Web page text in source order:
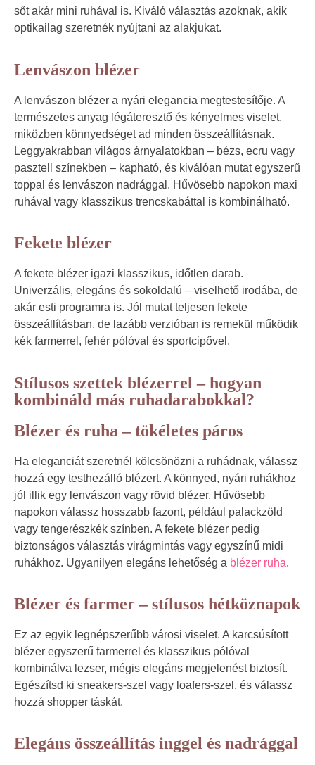
sőt akár mini ruhával is. Kiváló választás azoknak, akik
optikailag szeretnék nyújtani az alakjukat.
Lenvászon blézer
A lenvászon blézer a nyári elegancia megtestesítője. A
természetes anyag légáteresztő és kényelmes viselet,
miközben könnyedséget ad minden összeállításnak.
Leggyakrabban világos árnyalatokban – bézs, ecru vagy
pasztell színekben – kapható, és kiválóan mutat egyszerű
toppal és lenvászon nadrággal. Hűvösebb napokon maxi
ruhával vagy klasszikus trencskabáttal is kombinálható.
Fekete blézer
A fekete blézer igazi klasszikus, időtlen darab.
Univerzális, elegáns és sokoldalú – viselhető irodába, de
akár esti programra is. Jól mutat teljesen fekete
összeállításban, de lazább verzióban is remekül működik
kék farmerrel, fehér pólóval és sportcipővel.
Stílusos szettek blézerrel – hogyan
kombináld más ruhadarabokkal?
Blézer és ruha – tökéletes páros
Ha eleganciát szeretnél kölcsönözni a ruhádnak, válassz
hozzá egy testhezálló blézert. A könnyed, nyári ruhákhoz
jól illik egy lenvászon vagy rövid blézer. Hűvösebb
napokon válassz hosszabb fazont, például palackzöld
vagy tengerészkék színben. A fekete blézer pedig
biztonságos választás virágmintás vagy egyszínű midi
ruhákhoz. Ugyanilyen elegáns lehetőség a blézer ruha.
Blézer és farmer – stílusos hétköznapok
Ez az egyik legnépszerűbb városi viselet. A karcsúsított
blézer egyszerű farmerrel és klasszikus pólóval
kombinálva lezser, mégis elegáns megjelenést biztosít.
Egészítsd ki sneakers-szel vagy loafers-szel, és válassz
hozzá shopper táskát.
Elegáns összeállítás inggel és nadrággal